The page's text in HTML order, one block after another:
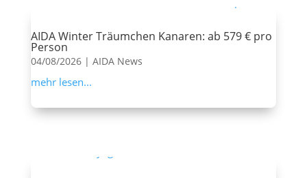
AIDA Winter Träumchen Kanaren: ab 579 € pro
Person
04/08/2026| AIDA News
mehr lesen...